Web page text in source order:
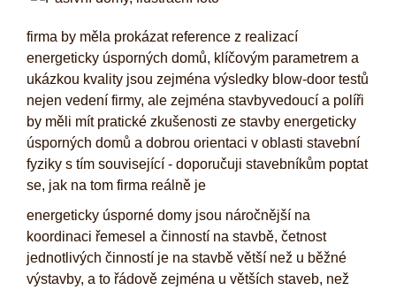
firma by měla prokázat reference z realizací
energeticky úsporných domů, klíčovým parametrem a
ukázkou kvality jsou zejména výsledky blow-door testů
nejen vedení firmy, ale zejména stavbyvedoucí a políři
by měli mít pratické zkušenosti ze stavby energeticky
úsporných domů a dobrou orientaci v oblasti stavební
fyziky s tím související - doporučuji stavebníkům poptat
se, jak na tom firma reálně je
energeticky úsporné domy jsou náročnější na
koordinaci řemesel a činností na stavbě, četnost
jednotlivých činností je na stavbě větší než u běžné
výstavby, a to řádově zejména u větších staveb, než